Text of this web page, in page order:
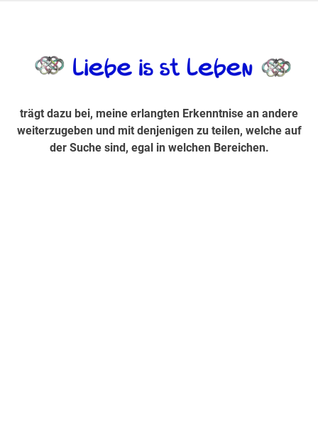
Suche sind, egal in welchen Bereichen.
trägt dazu bei, meine erlangten Erkenntnise an andere
weiterzugeben und mit denjenigen zu teilen, welche auf
der Suche sind, egal in welchen Bereichen.